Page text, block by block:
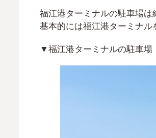
福江港ターミナルの駐車場は
基本的には福江港ターミナル
▼福江港ターミナルの駐車場